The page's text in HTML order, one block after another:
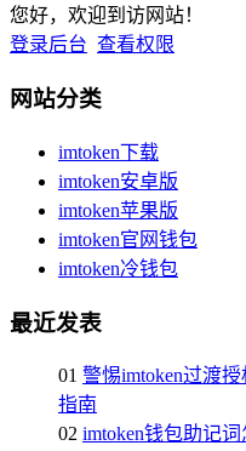
您好，欢迎到访网站！
登录后台 查看权限
网站分类
imtoken下载
imtoken安卓版
imtoken苹果版
imtoken官网钱包
imtoken冷钱包
最近发表
01 警惕imtoken过渡
指南
02 imtoken钱包助记